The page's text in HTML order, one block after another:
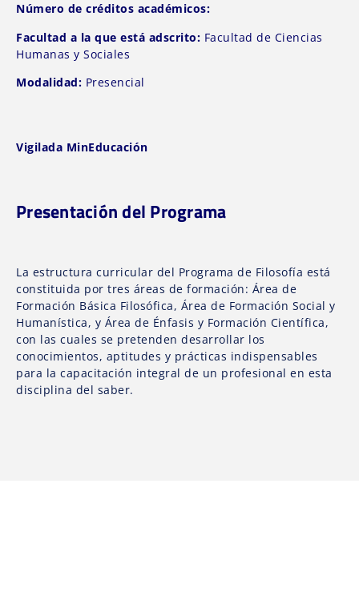
Número de créditos académicos:
Facultad a la que está adscrito: Facultad de Ciencias
Humanas y Sociales
Modalidad: Presencial
Vigilada MinEducación
Presentación del Programa
La estructura curricular del Programa de Filosofía está
constituida por tres áreas de formación: Área de
Formación Básica Filosófica, Área de Formación Social y
Humanística, y Área de Énfasis y Formación Científica,
con las cuales se pretenden desarrollar los
conocimientos, aptitudes y prácticas indispensables
para la capacitación integral de un profesional en esta
disciplina del saber.